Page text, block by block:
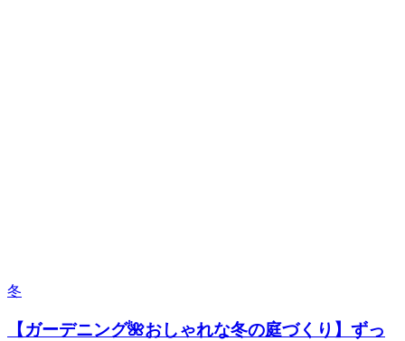
冬
【ガーデニング🌺おしゃれな冬の庭づくり】ずっ